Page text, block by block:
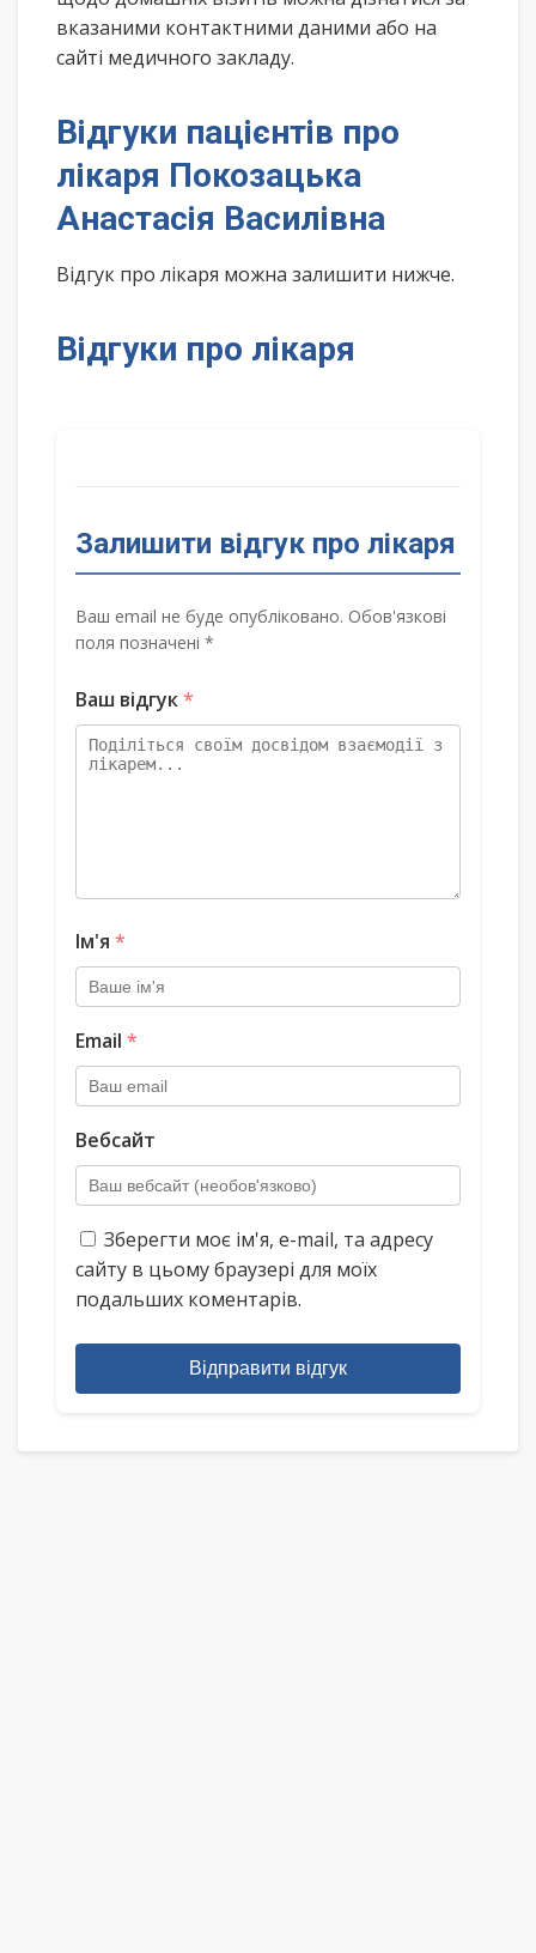
вказаними контактними даними або на
сайті медичного закладу.
Відгуки пацієнтів про
лікаря Покозацька
Анастасія Василівна
Відгук про лікаря можна залишити нижче.
Відгуки про лікаря
Залишити відгук про лікаря
Ваш email не буде опубліковано. Обов'язкові
поля позначені *
Ваш відгук*
Ім'я *
Email *
Вебсайт
Зберегти моє ім'я, e-mail, та адресу
сайту в цьому браузері для моїх
подальших коментарів.
Відправити відгук